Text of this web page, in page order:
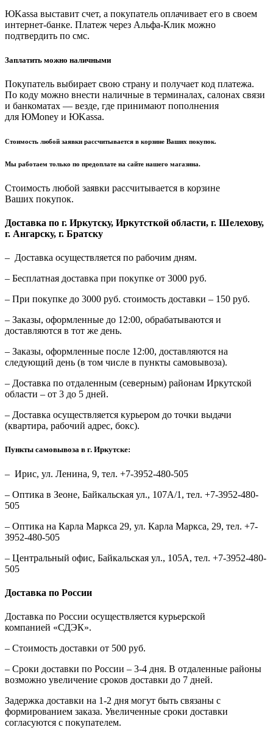
ЮKassa выставит счет, а покупатель оплачивает его в своем
интернет-банке. Платеж через Альфа-Клик можно
подтвердить по смс.
Заплатить можно наличными
Покупатель выбирает свою страну и получает код платежа.
По коду можно внести наличные в терминалах, салонах связи
и банкоматах — везде, где принимают пополнения
для ЮMoney и ЮKassa.
Стоимость любой заявки рассчитывается в корзине Ваших покупок.
Мы работаем только по предоплате на сайте нашего магазина.
Стоимость любой заявки рассчитывается в корзине
Ваших покупок.
Доставка по г. Иркутску, Иркутсткой области, г. Шелехову,
г. Ангарску, г. Братску
– Доставка осуществляется по рабочим дням.
– Бесплатная доставка при покупке от 3000 руб.
– При покупке до 3000 руб. стоимость доставки – 150 руб.
– Заказы, оформленные до 12:00, обрабатываются и
доставляются в тот же день.
– Заказы, оформленные после 12:00, доставляются на
следующий день (в том числе в пункты самовывоза).
– Доставка по отдаленным (северным) районам Иркутской
области – от 3 до 5 дней.
– Доставка осуществляется курьером до точки выдачи
(квартира, рабочий адрес, бокс).
Пункты самовывоза в г. Иркутске:
– Ирис, ул. Ленина, 9, тел. +7-3952-480-505
– Оптика в Зеоне, Байкальская ул., 107А/1, тел. +7-3952-480-
505
– Оптика на Карла Маркса 29, ул. Карла Маркса, 29, тел. +7-
3952-480-505
– Центральный офис, Байкальская ул., 105А, тел. +7-3952-480-
505
Доставка по России
Доставка по России осуществляется курьерской
компанией «СДЭК».
– Стоимость доставки от 500 руб.
– Сроки доставки по России – 3-4 дня. В отдаленные районы
возможно увеличение сроков доставки до 7 дней.
Задержка доставки на 1-2 дня могут быть связаны с
формированием заказа. Увеличенные сроки доставки
согласуются с покупателем.